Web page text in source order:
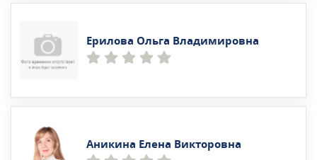
Ерилова Ольга Владимировна
Аникина Елена Викторовна